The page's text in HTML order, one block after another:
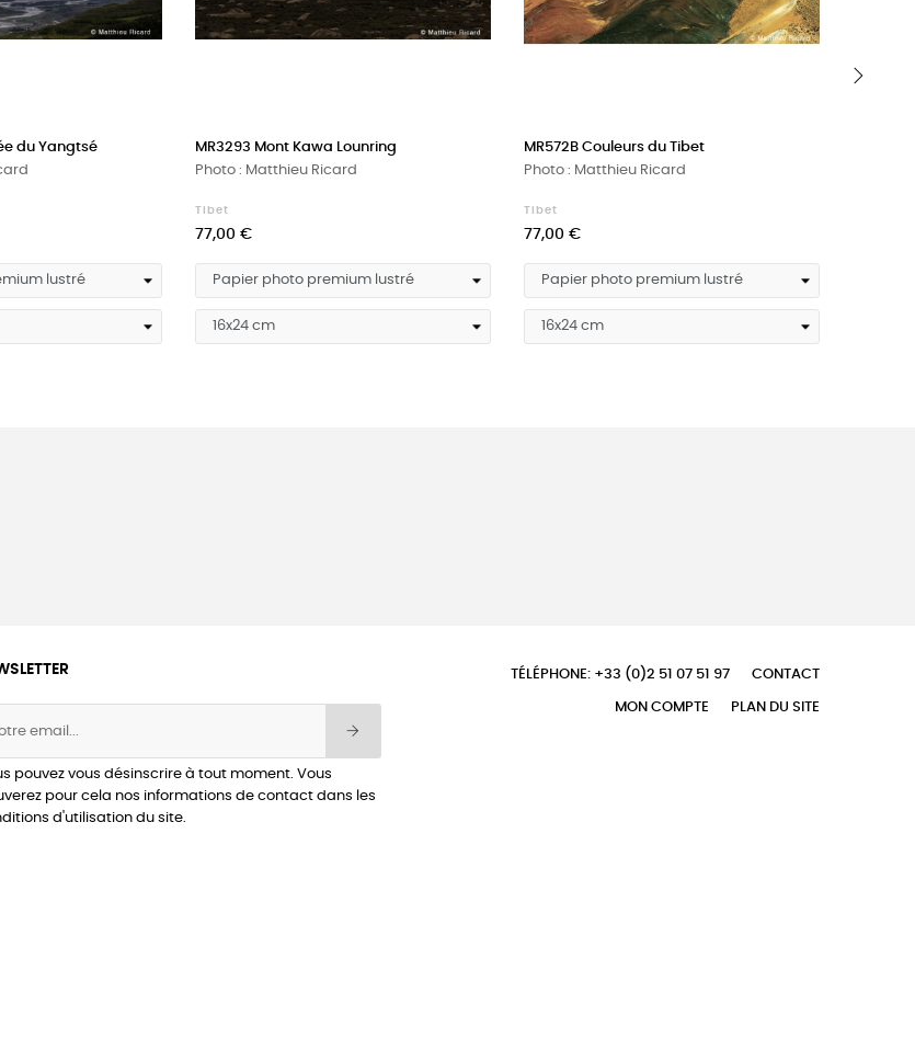
du Yangtsé
MR3293 Mont Kawa Lounring
Photo : Matthieu Ricard
Tibet
Prix
77,00 €
MR572B Couleurs du Tibet
Photo : Matthieu Ricard
Tibet
Prix
77,00 €
pouvez vous désinscrire à tout moment. Vous
pour cela nos informations de contact dans les
d'utilisation du site.
TÉLÉPHONE: +33 (0)2 51 07 51 97 CONTACT
MON COMPTE PLAN DU SITE